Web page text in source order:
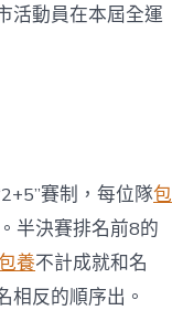
活動員在本屆全運
賽制，每位隊包
半決賽排名前8的
養不計成就和名
相反的順序出。